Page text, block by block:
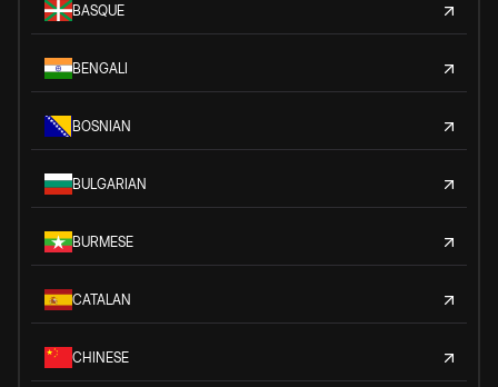
BASQUE
BENGALI
BOSNIAN
BULGARIAN
BURMESE
CATALAN
CHINESE